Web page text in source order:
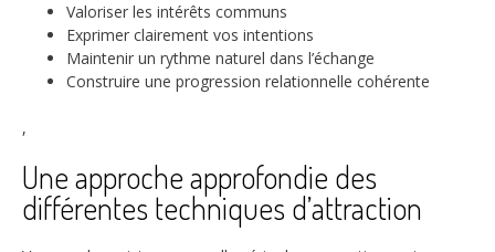
Valoriser les intérêts communs
Exprimer clairement vos intentions
Maintenir un rythme naturel dans l’échange
Construire une progression relationnelle cohérente
,
Une approche approfondie des
différentes techniques d’attraction